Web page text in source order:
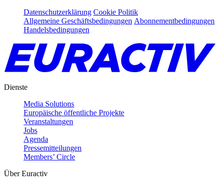
Datenschutzerklärung Cookie Politik
Allgemeine Geschäftsbedingungen Abonnementbedingungen
Handelsbedingungen
Dienste
Media Solutions
Europäische öffentliche Projekte
Veranstaltungen
Jobs
Agenda
Pressemitteilungen
Members’ Circle
Über Euractiv